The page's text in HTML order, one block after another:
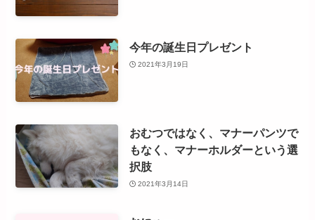
今年の誕生日プレゼント
2021年3月19日
おむつではなく、マナーパンツで
もなく、マナーホルダーという選
択肢
2021年3月14日